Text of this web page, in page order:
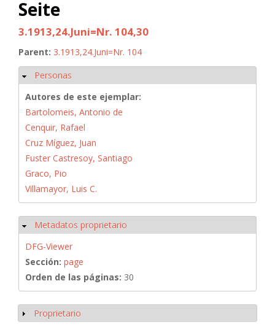
Seite
3.1913,24.Juni=Nr. 104,30
Parent: 3.1913,24.Juni=Nr. 104
Ocultar
Personas
Autores de este ejemplar:
Bartolomeis, Antonio de
Cenquir, Rafael
Cruz Míguez, Juan
Fuster Castresoy, Santiago
Graco, Pio
Villamayor, Luis C.
Ocultar
Metadatos proprietario
DFG-Viewer
Sección: page
Orden de las páginas: 30
Mostrar
Proprietario